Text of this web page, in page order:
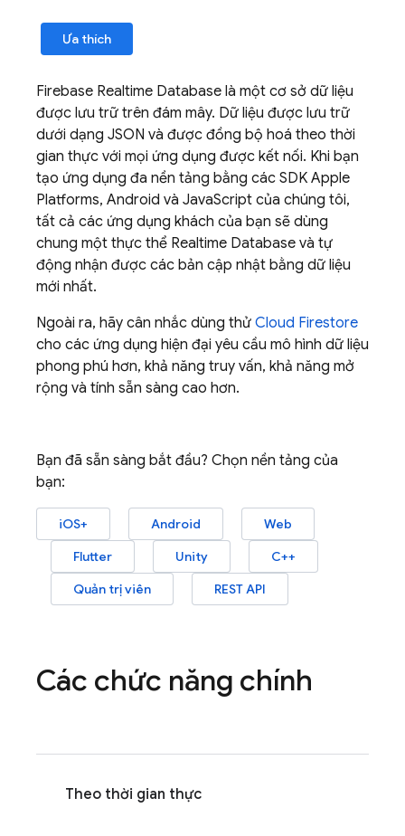
Ưa thích
Firebase Realtime Database là một cơ sở dữ liệu
được lưu trữ trên đám mây. Dữ liệu được lưu trữ
dưới dạng JSON và được đồng bộ hoá theo thời
gian thực với mọi ứng dụng được kết nối. Khi bạn
tạo ứng dụng đa nền tảng bằng các SDK Apple
Platforms, Android và JavaScript của chúng tôi,
tất cả các ứng dụng khách của bạn sẽ dùng
chung một thực thể Realtime Database và tự
động nhận được các bản cập nhật bằng dữ liệu
mới nhất.
Ngoài ra, hãy cân nhắc dùng thử Cloud Firestore
cho các ứng dụng hiện đại yêu cầu mô hình dữ liệu
phong phú hơn, khả năng truy vấn, khả năng mở
rộng và tính sẵn sàng cao hơn.
Bạn đã sẵn sàng bắt đầu? Chọn nền tảng của
bạn:
iOS+ Android
Web
Flutter
Unity
C++
Quản trị viên
REST API
Các chức năng chính
Theo thời gian thực